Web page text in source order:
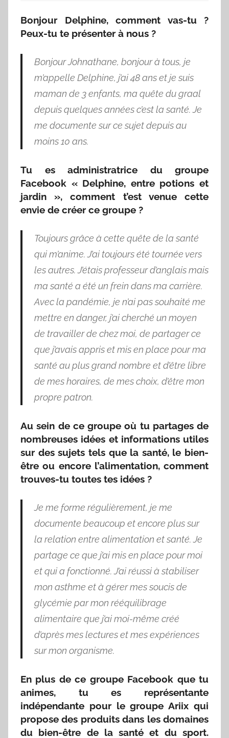
Bonjour Delphine, comment vas-tu ?
Peux-tu te présenter à nous ?
Bonjour Johnathane, bonjour à tous, je
m’appelle Delphine, j’ai 48 ans et je suis
maman de 3 enfants, ma quête du graal
depuis quelques années c’est la santé. Je
me documente sur ce sujet depuis au
moins 10 ans.
Tu es administratrice du groupe
Facebook « Delphine, entre potions et
jardin », comment t’est venue cette
envie de créer ce groupe ?
Toujours grâce à cette quête de la santé
qui m’anime. J’ai toujours été tournée vers
les autres. J’étais professeur d’anglais mais
ma santé a été un frein dans ma carrière.
Avec la pandémie, je n’ai pas souhaité me
mettre en danger, j’ai cherché un moyen
de travailler de chez moi, de partager ce
que j’avais appris et mis en place pour ma
santé au plus grand nombre et d’être libre
de mes horaires, de mes choix, d’être mon
propre patron.
Au sein de ce groupe où tu partages de
nombreuses idées et informations utiles
sur des sujets tels que la santé, le bien-
être ou encore l’alimentation, comment
trouves-tu toutes tes idées ?
Je me forme régulièrement, je me
documente beaucoup et encore plus sur
la relation entre alimentation et santé. Je
partage ce que j’ai mis en place pour moi
et qui a fonctionné. J’ai réussi à stabiliser
mon asthme et à gérer mes soucis de
glycémie par mon rééquilibrage
alimentaire que j’ai moi-même créé
d’après mes lectures et mes expériences
sur mon organisme.
En plus de ce groupe Facebook que tu
animes, tu es représentante
indépendante pour le groupe Ariix qui
propose des produits dans les domaines
du bien-être de la santé et du sport.